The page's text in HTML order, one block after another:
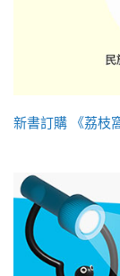
新書訂購 《荔枝